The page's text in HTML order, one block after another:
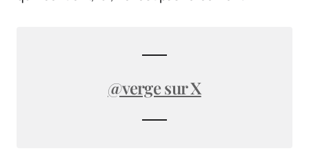
@verge sur X